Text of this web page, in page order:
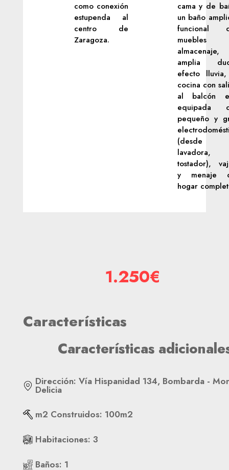
como conexión
estupenda al
centro de
Zaragoza.
cama y de
un baño
funcional
muebles
amplia
efecto
cocina con
al balcón
equipada
pequeño y
(desde
lavadora,
tostador),
y menaje
hogar
1.250€
Características
Características
Dirección: Vía Hispanidad 134, Bombarda -
Delicia
m2 Construidos: 100m2
Habitaciones: 3
Baños: 1